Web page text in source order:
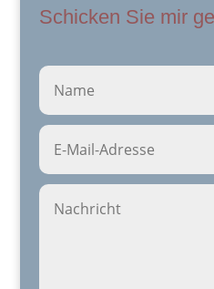
Schicken Sie mir